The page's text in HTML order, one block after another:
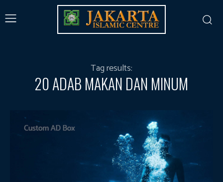
Tag results:
20 ADAB MAKAN DAN MINUM